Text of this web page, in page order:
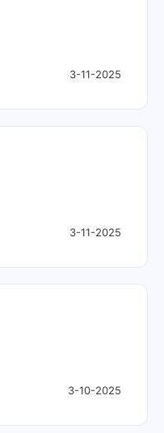
3-11-2025
3-11-2025
3-10-2025